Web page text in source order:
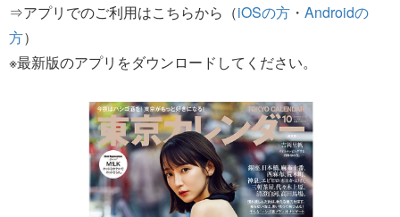
⇒アプリでのご利用はこちらから（iOSの方 ・ Androidの
方）
※最新版のアプリをダウンロードしてください。